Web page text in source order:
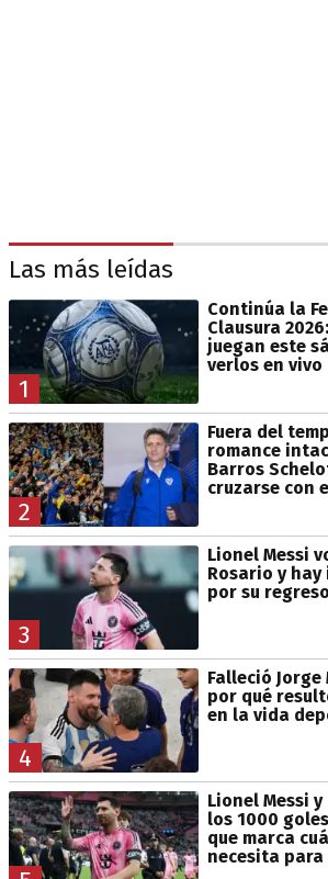
Las más leídas
1
Continúa la
Clausura
juegan este
verlos en vivo
2
Fuera del
romance
Barros
cruzarse con
3
Lionel Messi
Rosario y
por su
4
Falleció Jorge
por qué
en la vida
Lionel Messi
los 1000
que marca
necesita